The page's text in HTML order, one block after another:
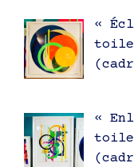
«
toile
«
toile